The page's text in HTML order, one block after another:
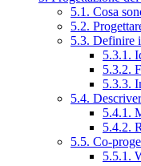
5.1. Cosa
5.2.
5.3. Definire
5.3.1.
5.3.2.
5.3.3.
5.4.
5.4.1.
5.4.2.
5.5. Co-
5.5.1.